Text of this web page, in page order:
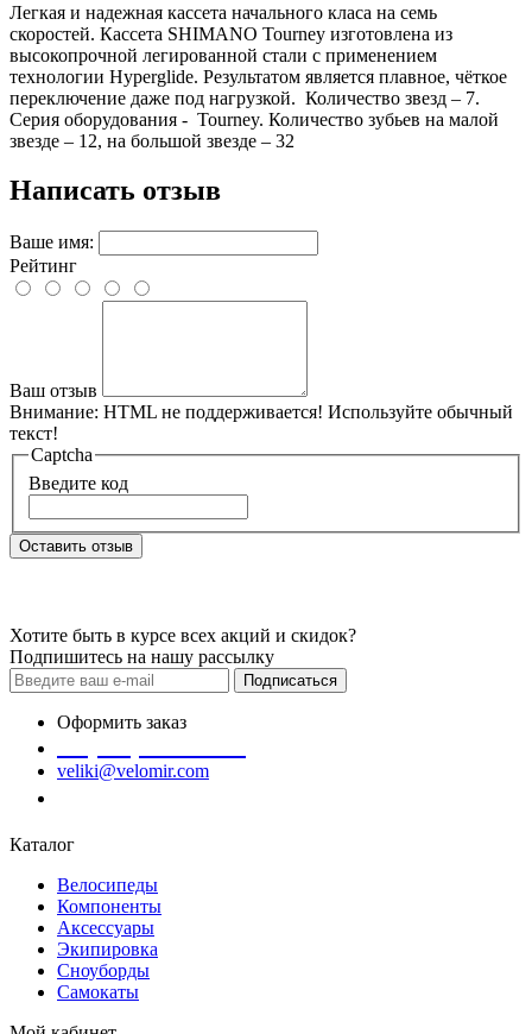
Легкая и надежная кассета начального класа на семь
скоростей. Кассета SHIMANO Tourney изготовлена из
высокопрочной легированной стали с применением
технологии Hyperglide. Результатом является плавное, чёткое
переключение даже под нагрузкой. Количество звезд – 7.
Серия оборудования - Tourney. Количество зубьев на малой
звезде – 12, на большой звезде – 32
Написать отзыв
Ваше имя:
Рейтинг
Ваш отзыв
Внимание: HTML не поддерживается! Используйте обычный
текст!
Captcha
Введите код
Оставить отзыв
Хотите быть в курсе всех акций и скидок?
Подпишитесь на нашу рассылку
Подписаться
Оформить заказ
veliki@velomir.com
Каталог
Велосипеды
Компоненты
Аксессуары
Экипировка
Сноуборды
Самокаты